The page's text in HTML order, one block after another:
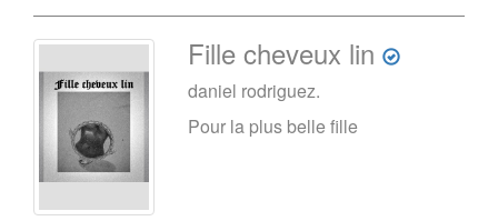
Fille cheveux lin
daniel rodriguez.
Pour la plus belle fille